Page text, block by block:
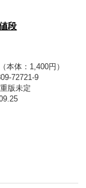
段
本体：1,400円）
72721-9
版未定